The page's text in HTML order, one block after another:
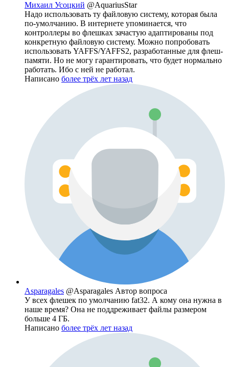
Михаил Усоцкий @AquariusStar
Надо использовать ту файловую систему, которая была
по-умолчанию. В интернете упоминается, что
контроллеры во флешках зачастую адаптированы под
конкретную файловую систему. Можно попробовать
использовать YAFFS/YAFFS2, разработанные для флеш-
памяти. Но не могу гарантировать, что будет нормально
работать. Ибо с ней не работал.
Написано более трёх лет назад
Asparagales @Asparagales Автор вопроса
У всех флешек по умолчанию fat32. А кому она нужна в
наше время? Она не поддреживает файлы размером
больше 4 ГБ.
Написано более трёх лет назад